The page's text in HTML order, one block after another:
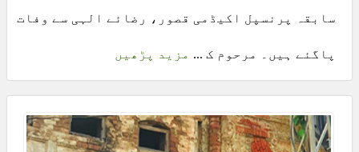
سابقہ پرنسپل اکیڈمی قصور، رضائے الہی سے وفات
پاگئے ہیں۔ مرحوم ک ... مزید پڑھیں